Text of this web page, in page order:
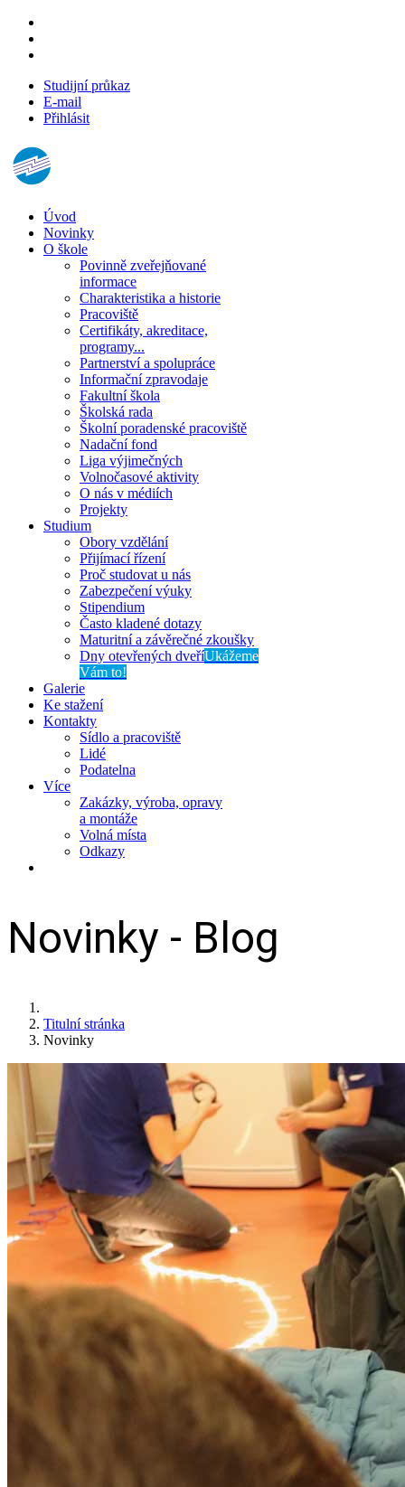
Studijní průkaz
E-mail
Přihlásit
Úvod
Novinky
O škole
Povinně zveřejňované
informace
Charakteristika a historie
Pracoviště
Certifikáty, akreditace,
programy...
Partnerství a spolupráce
Informační zpravodaje
Fakultní škola
Školská rada
Školní poradenské pracoviště
Nadační fond
Liga výjimečných
Volnočasové aktivity
O nás v médiích
Projekty
Studium
Obory vzdělání
Přijímací řízení
Proč studovat u nás
Zabezpečení výuky
Stipendium
Často kladené dotazy
Maturitní a závěrečné zkoušky
Dny otevřených dveříUkážeme
Vám to!
Galerie
Ke stažení
Kontakty
Sídlo a pracoviště
Lidé
Podatelna
Více
Zakázky, výroba, opravy
a montáže
Volná místa
Odkazy
Novinky - Blog
Titulní stránka
Novinky